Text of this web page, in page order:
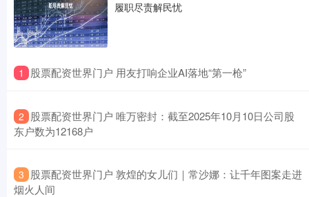
履职尽责解民忧
1 ​股票配资世界门户 用友打响企业AI落地“第一枪”
2 ​股票配资世界门户 唯万密封：截至2025年10月10日公司股
东户数为12168户
3 ​股票配资世界门户 敦煌的女儿们｜常沙娜：让千年图案走进
烟火人间